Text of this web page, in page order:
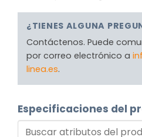
¿TIENES ALGUNA
Contáctenos. Puede
por correo electrónico a
linea.es.
Especificaciones del